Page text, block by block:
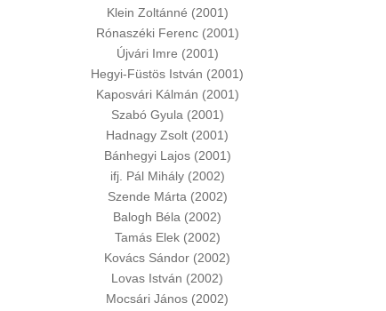
Klein Zoltánné (2001)
Rónaszéki Ferenc (2001)
Újvári Imre (2001)
Hegyi-Füstös István (2001)
Kaposvári Kálmán (2001)
Szabó Gyula (2001)
Hadnagy Zsolt (2001)
Bánhegyi Lajos (2001)
ifj. Pál Mihály (2002)
Szende Márta (2002)
Balogh Béla (2002)
Tamás Elek (2002)
Kovács Sándor (2002)
Lovas István (2002)
Mocsári János (2002)